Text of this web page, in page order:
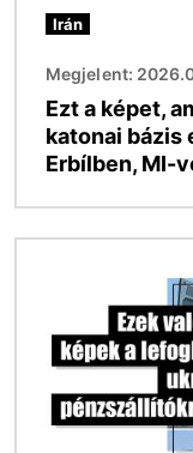
Irán
Megjelent:
Ezt a képet,
katonai bázis
Erbílben, MI-